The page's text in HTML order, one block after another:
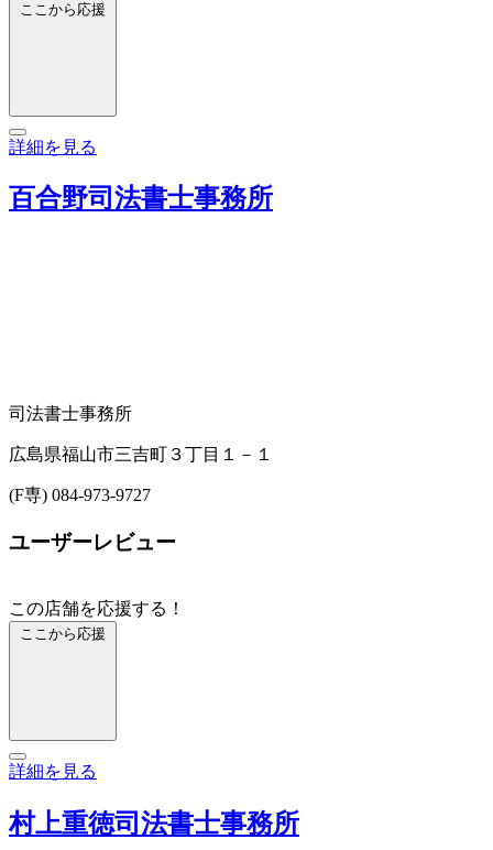
ここから応援
詳細を見る
百合野司法書士事務所
司法書士事務所
広島県福山市三吉町３丁目１－１
(F専) 084-973-9727
ユーザーレビュー
この店舗を応援する！
ここから応援
詳細を見る
村上重徳司法書士事務所